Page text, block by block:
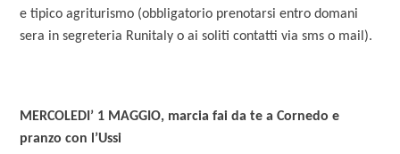
e tipico agriturismo (obbligatorio prenotarsi entro domani
sera in segreteria Runitaly o ai soliti contatti via sms o mail).
MERCOLEDI’ 1 MAGGIO, marcia fai da te a Cornedo e
pranzo con l’Ussi